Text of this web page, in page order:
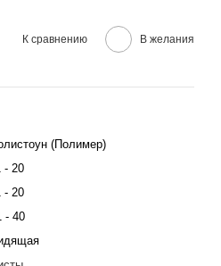
К сравнению В желания
(Полимер)
- 20
- 20
- 40